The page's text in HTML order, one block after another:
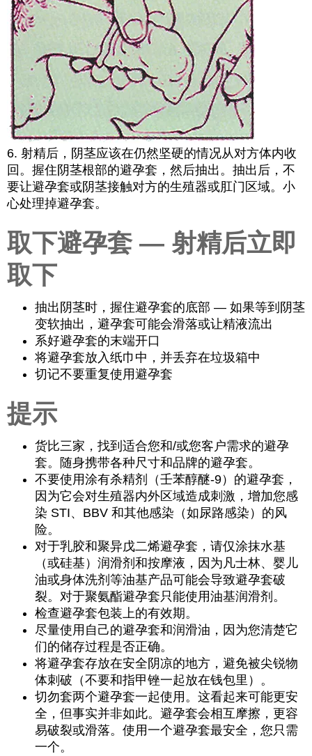
6. 射精后，阴茎应该在仍然坚硬的情况从对方体内收
回。握住阴茎根部的避孕套，然后抽出。抽出后，不
要让避孕套或阴茎接触对方的生殖器或肛门区域。小
心处理掉避孕套。
取下避孕套 — 射精后立即
取下
抽出阴茎时，握住避孕套的底部 — 如果等到阴茎
变软抽出，避孕套可能会滑落或让精液流出
系好避孕套的末端开口
将避孕套放入纸巾中，并丢弃在垃圾箱中
切记不要重复使用避孕套
提示
货比三家，找到适合您和/或您客户需求的避孕
套。随身携带各种尺寸和品牌的避孕套。
不要使用涂有杀精剂（壬苯醇醚-9）的避孕套，
因为它会对生殖器内外区域造成刺激，增加您感
染 STI、BBV 和其他感染（如尿路感染）的风
险。
对于乳胶和聚异戊二烯避孕套，请仅涂抹水基
（或硅基）润滑剂和按摩液，因为凡士林、婴儿
油或身体洗剂等油基产品可能会导致避孕套破
裂。对于聚氨酯避孕套只能使用油基润滑剂。
检查避孕套包装上的有效期。
尽量使用自己的避孕套和润滑油，因为您清楚它
们的储存过程是否正确。
将避孕套存放在安全阴凉的地方，避免被尖锐物
体刺破（不要和指甲锉一起放在钱包里）。
切勿套两个避孕套一起使用。这看起来可能更安
全，但事实并非如此。避孕套会相互摩擦，更容
易破裂或滑落。使用一个避孕套最安全，您只需
一个。